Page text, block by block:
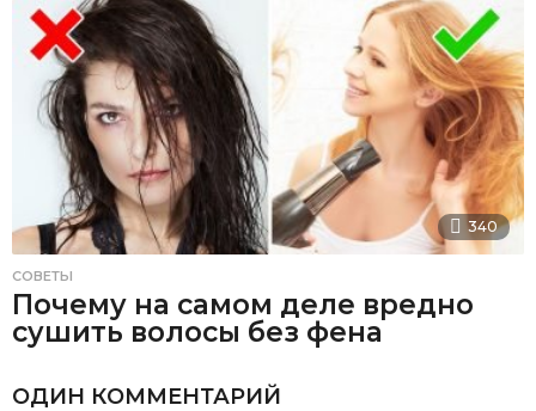
340
СОВЕТЫ
Почему на самом деле вредно
сушить волосы без фена
ОДИН КОММЕНТАРИЙ